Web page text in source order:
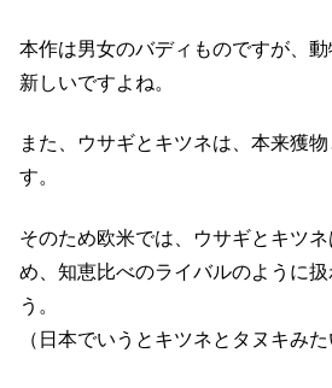
本作は男女のバディものですが、
新しいですよね。
また、ウサギとキツネは、本来獲
す。
そのため欧米では、ウサギとキツ
め、知恵比べのライバルのように
う。
（日本でいうとキツネとタヌキみ